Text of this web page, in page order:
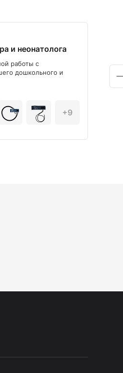
и неонатолога
работы с
дошкольного и
+9